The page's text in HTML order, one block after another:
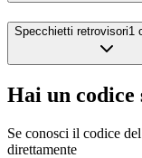
Specchietti retrovisori1
Hai un codice
Se conosci il codice
direttamente